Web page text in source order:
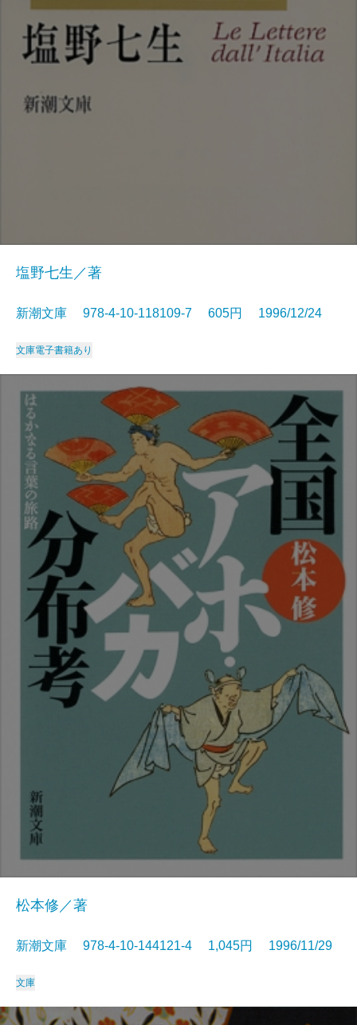
塩野七生／著
新潮文庫 978-4-10-118109-7 605円 1996/12/24
文庫電子書籍あり
松本修／著
新潮文庫 978-4-10-144121-4 1,045円 1996/11/29
文庫